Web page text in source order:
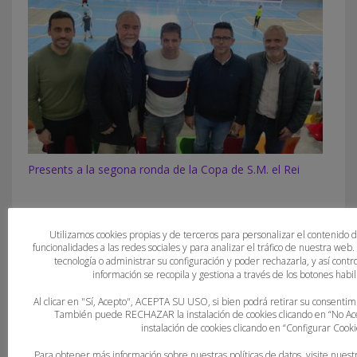
Presents a la segona ronda de la Copa de S.M. el Rei
Utilizamos cookies propias y de terceros para personalizar el contenido
funcionalidades a las redes sociales y para analizar el tráfico de nuestra
tecnología o administrar su configuración y poder rechazarla, y así
información se recopila y gestiona a través de los botones
Al clicar en "Sí, Acepto", ACEPTA SU USO, si bien podrá retirar su
También puede RECHAZAR la instalación de cookies clicando en “No
instalación de cookies clicando en “Configurar